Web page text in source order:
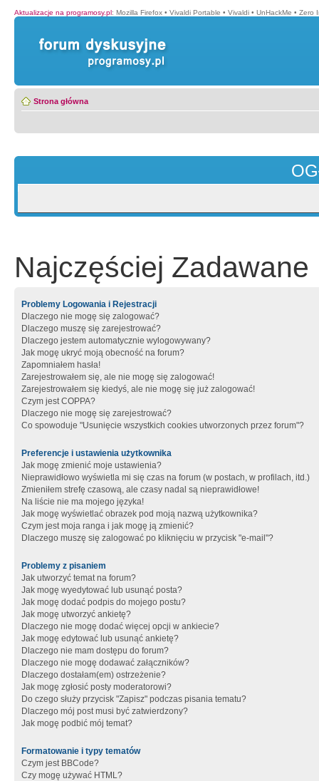
Aktualizacje na programosy.pl: Mozilla Firefox • Vivaldi Portable • Vivaldi • UnHackMe • Zero
Strona główna
Najczęściej Zadawane
Problemy Logowania i Rejestracji
Dlaczego nie mogę się zalogować?
Dlaczego muszę się zarejestrować?
Dlaczego jestem automatycznie wylogowywany?
Jak mogę ukryć moją obecność na forum?
Zapomniałem hasła!
Zarejestrowałem się, ale nie mogę się zalogować!
Zarejestrowałem się kiedyś, ale nie mogę się już zalogować!
Czym jest COPPA?
Dlaczego nie mogę się zarejestrować?
Co spowoduje "Usunięcie wszystkich cookies utworzonych przez forum"?
Preferencje i ustawienia użytkownika
Jak mogę zmienić moje ustawienia?
Nieprawidłowo wyświetla mi się czas na forum (w postach, w profilach, itd.)
Zmieniłem strefę czasową, ale czasy nadal są nieprawidłowe!
Na liście nie ma mojego języka!
Jak mogę wyświetlać obrazek pod moją nazwą użytkownika?
Czym jest moja ranga i jak mogę ją zmienić?
Dlaczego muszę się zalogować po kliknięciu w przycisk "e-mail"?
Problemy z pisaniem
Jak utworzyć temat na forum?
Jak mogę wyedytować lub usunąć posta?
Jak mogę dodać podpis do mojego postu?
Jak mogę utworzyć ankietę?
Dlaczego nie mogę dodać więcej opcji w ankiecie?
Jak mogę edytować lub usunąć ankietę?
Dlaczego nie mam dostępu do forum?
Dlaczego nie mogę dodawać załączników?
Dlaczego dostałam(em) ostrzeżenie?
Jak mogę zgłosić posty moderatorowi?
Do czego służy przycisk "Zapisz" podczas pisania tematu?
Dlaczego mój post musi być zatwierdzony?
Jak mogę podbić mój temat?
Formatowanie i typy tematów
Czym jest BBCode?
Czy mogę używać HTML?